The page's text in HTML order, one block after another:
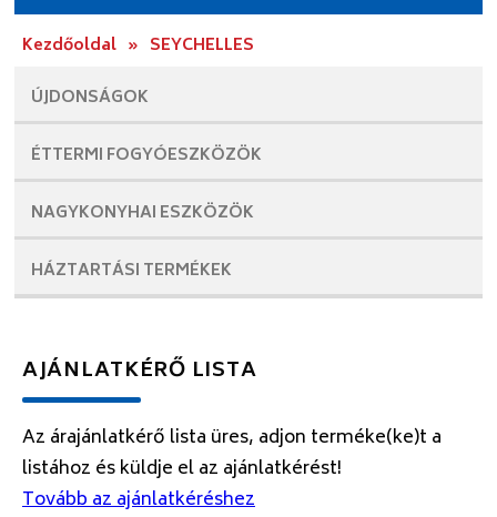
Kezdőoldal » SEYCHELLES
ÚJDONSÁGOK
ÉTTERMI FOGYÓESZKÖZÖK
NAGYKONYHAI ESZKÖZÖK
HÁZTARTÁSI TERMÉKEK
AJÁNLATKÉRŐ LISTA
Az árajánlatkérő lista üres, adjon terméke(ke)t a
listához és küldje el az ajánlatkérést!
Tovább az ajánlatkéréshez